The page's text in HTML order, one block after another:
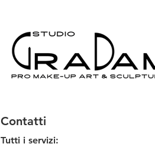
Contatti
Tutti i servizi: